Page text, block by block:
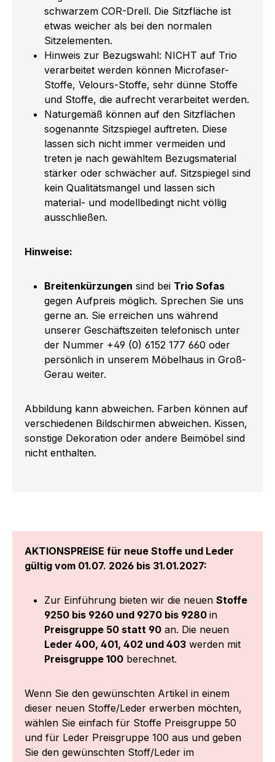
schwarzem COR-Drell. Die Sitzfläche ist
etwas weicher als bei den normalen
Sitzelementen.
Hinweis zur Bezugswahl: NICHT auf Trio
verarbeitet werden können Microfaser-
Stoffe, Velours-Stoffe, sehr dünne Stoffe
und Stoffe, die aufrecht verarbeitet werden.
Naturgemäß können auf den Sitzflächen
sogenannte Sitzspiegel auftreten. Diese
lassen sich nicht immer vermeiden und
treten je nach gewähltem Bezugsmaterial
stärker oder schwächer auf. Sitzspiegel sind
kein Qualitätsmangel und lassen sich
material- und modellbedingt nicht völlig
ausschließen.
Hinweise:
Breitenkürzungen sind bei Trio Sofas
gegen Aufpreis möglich. Sprechen Sie uns
gerne an. Sie erreichen uns während
unserer Geschäftszeiten telefonisch unter
der Nummer +49 (0) 6152 177 660 oder
persönlich in unserem Möbelhaus in Groß-
Gerau weiter.
Abbildung kann abweichen. Farben können auf
verschiedenen Bildschirmen abweichen. Kissen,
sonstige Dekoration oder andere Beimöbel sind
nicht enthalten.
AKTIONSPREISE für neue Stoffe und Leder
gültig vom 01.07. 2026 bis 31.01.2027:
Zur Einführung bieten wir die neuen Stoffe
9250 bis 9260 und 9270 bis 9280 in
Preisgruppe 50 statt 90 an. Die neuen
Leder 400, 401, 402 und 403 werden mit
Preisgruppe 100 berechnet.
Wenn Sie den gewünschten Artikel in einem
dieser neuen Stoffe/Leder erwerben möchten,
wählen Sie einfach für Stoffe Preisgruppe 50
und für Leder Preisgruppe 100 aus und geben
Sie den gewünschten Stoff/Leder im